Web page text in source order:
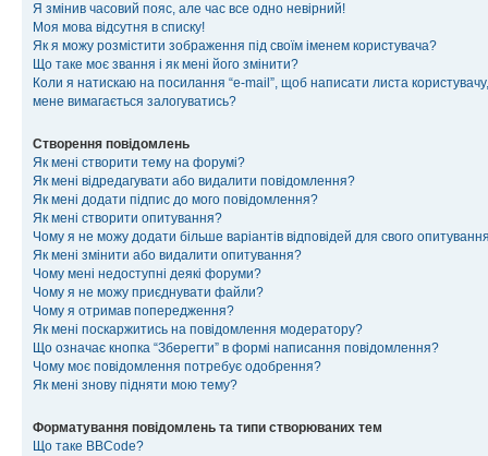
Я змінив часовий пояс, але час все одно невірний!
Моя мова відсутня в списку!
Як я можу розмістити зображення під своїм іменем користувача?
Що таке моє звання і як мені його змінити?
Коли я натискаю на посилання “e-mail”, щоб написати листа користувачу,
мене вимагається залогуватись?
Створення повідомлень
Як мені створити тему на форумі?
Як мені відредагувати або видалити повідомлення?
Як мені додати підпис до мого повідомлення?
Як мені створити опитування?
Чому я не можу додати більше варіантів відповідей для свого
Як мені змінити або видалити опитування?
Чому мені недоступні деякі форуми?
Чому я не можу приєднувати файли?
Чому я отримав попередження?
Як мені поскаржитись на повідомлення модератору?
Що означає кнопка “Зберегти” в формі написання повідомлення?
Чому моє повідомлення потребує одобрення?
Як мені знову підняти мою тему?
Форматування повідомлень та типи створюваних тем
Що таке BBCode?